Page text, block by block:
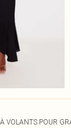
VOLANTS POUR